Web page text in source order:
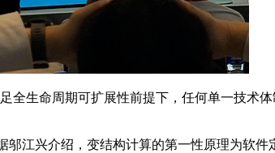
生命周期可扩展性前提下，任何单一技术
兴介绍，变结构计算的第一性原理为软件